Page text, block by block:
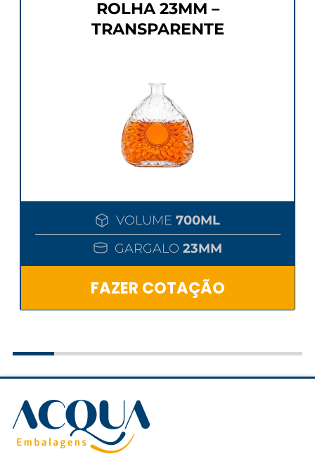
ROLHA 23MM –
TRANSPARENTE
VOLUME 700ML
GARGALO 23MM
FAZER COTAÇÃO